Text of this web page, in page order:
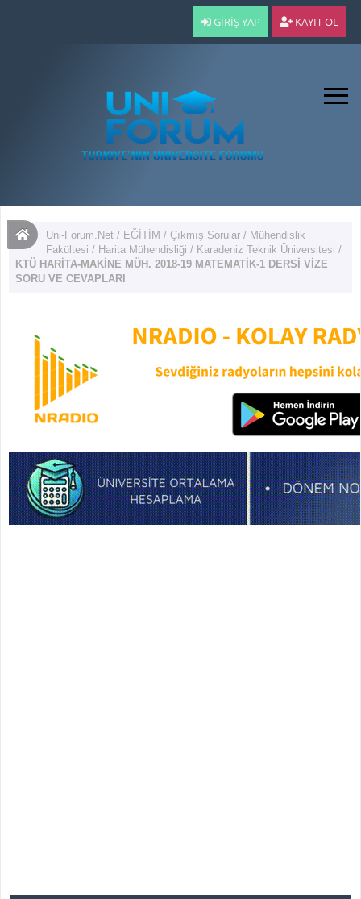
GIRIŞ YAP KAYIT OL
Uni-Forum.Net / EĞİTİM /Çıkmış Sorular / Mühendislik
Fakültesi / Harita Mühendisliği / Karadeniz Teknik Üniversitesi /
KTÜ HARİTA-MAKİNE MÜH. 2018-19 MATEMATİK-1 DERSİ VİZE
SORU VE CEVAPLARI